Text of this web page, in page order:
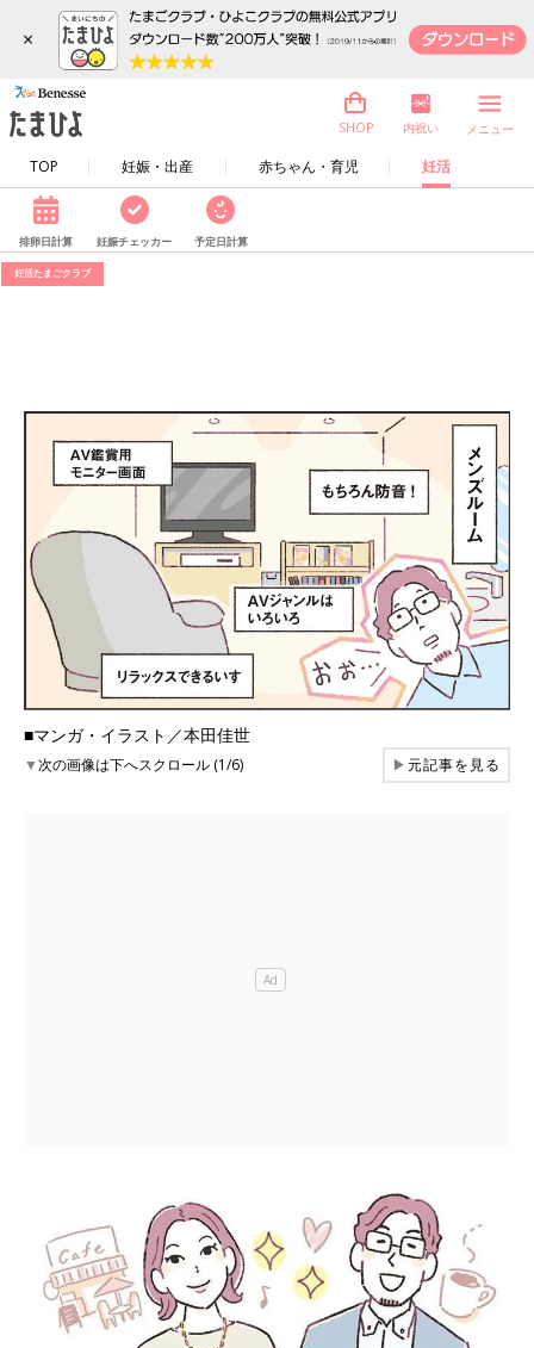
×
TOP 妊娠・出産 赤ちゃん・育児 妊活
SHOP 内祝い メニュー
排卵日計算 妊娠チェッカー 予定日計算
妊活たまごクラブ
■マンガ・イラスト／本田佳世
▼次の画像は下へスクロール (1/6) ▶元記事を見る